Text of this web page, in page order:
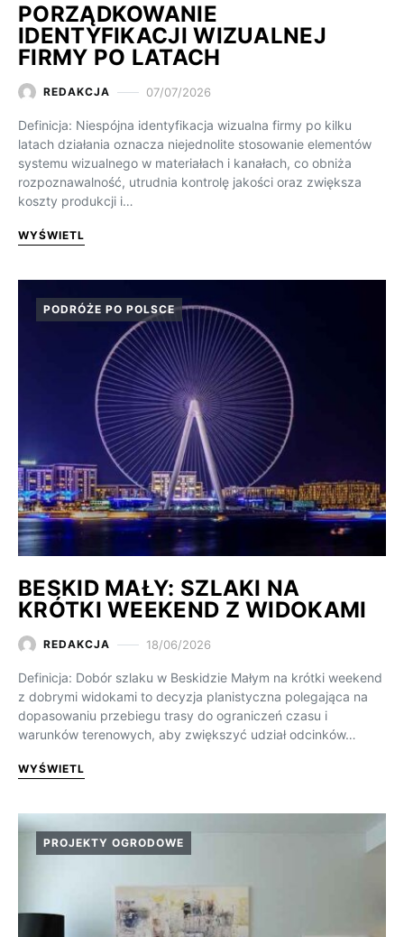
PORZĄDKOWANIE
IDENTYFIKACJI WIZUALNEJ
FIRMY PO LATACH
REDAKCJA 07/07/2026
Definicja: Niespójna identyfikacja wizualna firmy po kilku
latach działania oznacza niejednolite stosowanie elementów
systemu wizualnego w materiałach i kanałach, co obniża
rozpoznawalność, utrudnia kontrolę jakości oraz zwiększa
koszty produkcji i…
WYŚWIETL
PODRÓŻE PO POLSCE
BESKID MAŁY: SZLAKI NA
KRÓTKI WEEKEND Z WIDOKAMI
REDAKCJA 18/06/2026
Definicja: Dobór szlaku w Beskidzie Małym na krótki weekend
z dobrymi widokami to decyzja planistyczna polegająca na
dopasowaniu przebiegu trasy do ograniczeń czasu i
warunków terenowych, aby zwiększyć udział odcinków…
WYŚWIETL
PROJEKTY OGRODOWE